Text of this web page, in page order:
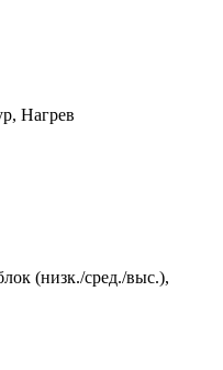
Нагрев
(низк./сред./выс.),